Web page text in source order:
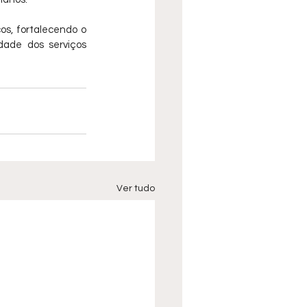
fortalecendo o
dos serviços
Ver tudo